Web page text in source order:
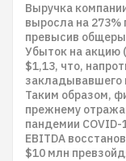
Выручка
выросла на 273%
превысив
Убыток на акцию
$1,13, что,
закладывавшего
Таким образом,
прежнему
пандемии
EBITDA
$10 млн